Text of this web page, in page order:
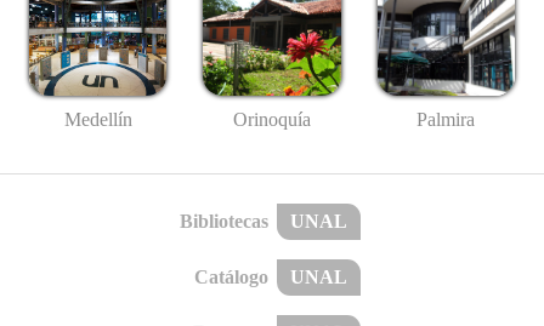
Medellín Orinoquía Palmira
Bibliotecas UNAL
Catálogo UNAL